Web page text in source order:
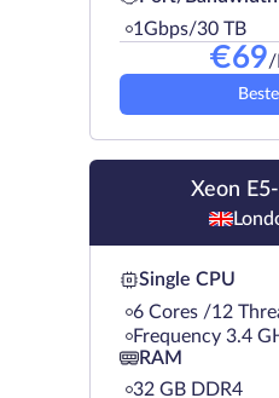
1Gbps/30 TB
€69/
Xeon
Single CPU
6 Cores /12
Frequency 3.4
RAM
32 GB DDR4